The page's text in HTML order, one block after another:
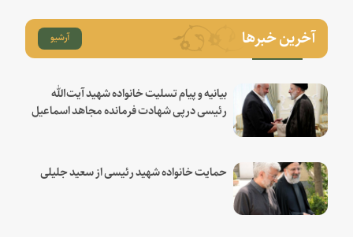
آخرین خبرها آرشیو
بیانیه و پیام تسلیت خانواده شهید آیت‌الله
رئیسی درپی شهادت فرمانده مجاهد اسماعیل
حمایت خانواده شهید رئیسی از سعید جلیلی